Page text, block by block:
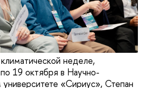
неделе,
19 октября в Научно-
университете «Сириус», Степан